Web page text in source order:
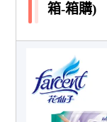
箱-箱購)